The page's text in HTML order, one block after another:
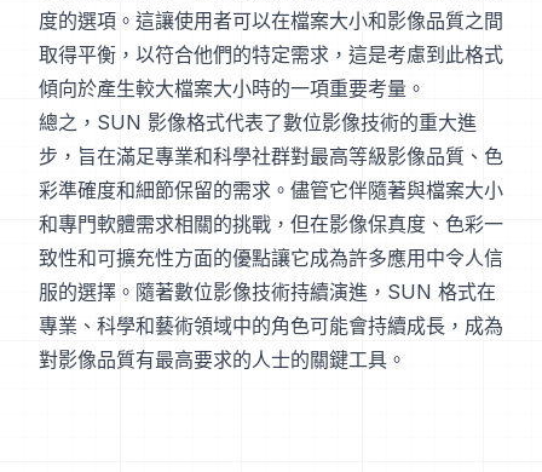
度的選項。這讓使用者可以在檔案大小和影像品質之間
取得平衡，以符合他們的特定需求，這是考慮到此格式
傾向於產生較大檔案大小時的一項重要考量。
總之，SUN 影像格式代表了數位影像技術的重大進
步，旨在滿足專業和科學社群對最高等級影像品質、色
彩準確度和細節保留的需求。儘管它伴隨著與檔案大小
和專門軟體需求相關的挑戰，但在影像保真度、色彩一
致性和可擴充性方面的優點讓它成為許多應用中令人信
服的選擇。隨著數位影像技術持續演進，SUN 格式在
專業、科學和藝術領域中的角色可能會持續成長，成為
對影像品質有最高要求的人士的關鍵工具。